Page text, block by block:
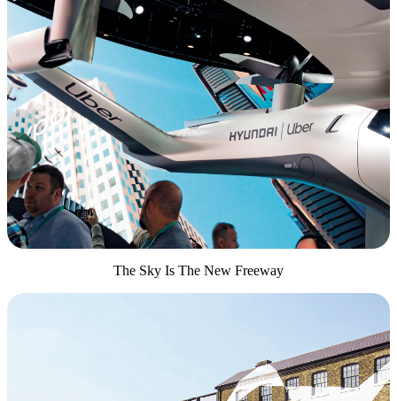
The Sky Is The New Freeway